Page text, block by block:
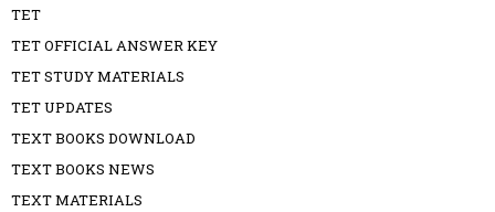
TET
TET OFFICIAL ANSWER KEY
TET STUDY MATERIALS
TET UPDATES
TEXT BOOKS DOWNLOAD
TEXT BOOKS NEWS
TEXT MATERIALS